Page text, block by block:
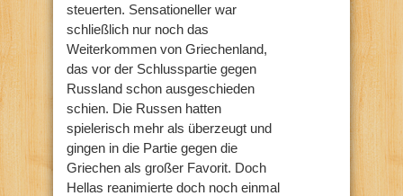
steuerten. Sensationeller war
schließlich nur noch das
Weiterkommen von Griechenland,
das vor der Schlusspartie gegen
Russland schon ausgeschieden
schien. Die Russen hatten
spielerisch mehr als überzeugt und
gingen in die Partie gegen die
Griechen als großer Favorit. Doch
Hellas reanimierte doch noch einmal